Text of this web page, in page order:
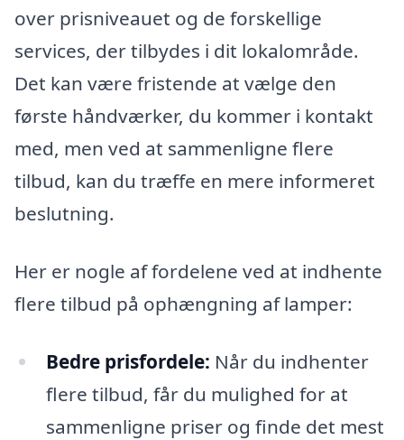
over prisniveauet og de forskellige
services, der tilbydes i dit lokalområde.
Det kan være fristende at vælge den
første håndværker, du kommer i kontakt
med, men ved at sammenligne flere
tilbud, kan du træffe en mere informeret
beslutning.
Her er nogle af fordelene ved at indhente
flere tilbud på ophængning af lamper:
Bedre prisfordele: Når du indhenter
flere tilbud, får du mulighed for at
sammenligne priser og finde det mest